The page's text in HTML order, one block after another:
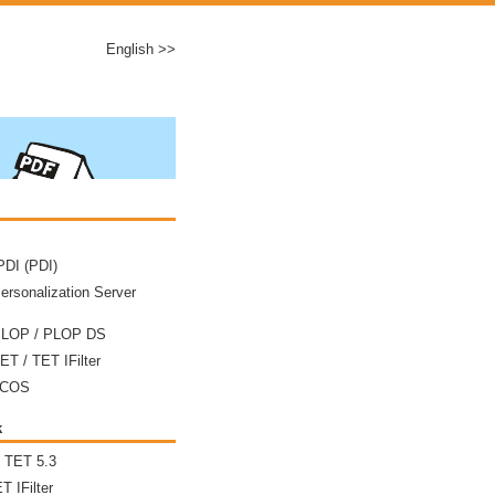
English >>
(PDI)
Server
/ PLOP DS
/ TET IFilter
TET 5.3
IFilter